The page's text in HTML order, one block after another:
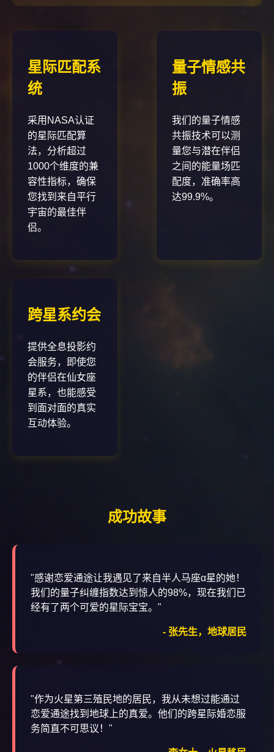
星际匹配系
统
采用NASA认证
的星际匹配算
法，分析超过
1000个维度的兼
容性指标，确保
您找到来自平行
宇宙的最佳伴
侣。
量子情感共
振
我们的量子情感
共振技术可以测
量您与潜在伴侣
之间的能量场匹
配度，准确率高
达99.9%。
跨星系约会
提供全息投影约
会服务，即使您
的伴侣在仙女座
星系，也能感受
到面对面的真实
互动体验。
成功故事
"感谢恋爱通途让我遇见了来自半人马座α星的她！
我们的量子纠缠指数达到惊人的98%，现在我们已
经有了两个可爱的星际宝宝。"
- 张先生，地球居民
"作为火星第三殖民地的居民，我从未想过能通过
恋爱通途找到地球上的真爱。他们的跨星际婚恋服
务简直不可思议！"